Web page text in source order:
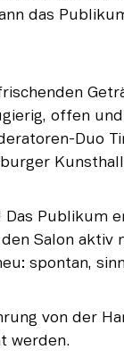
das
offen
Duo
Das Publikum
Salon aktiv
spontan,
von der
werden.